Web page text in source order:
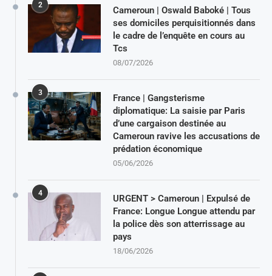
2
Cameroun | Oswald Baboké | Tous
ses domiciles perquisitionnés dans
le cadre de l’enquête en cours au
Tcs
08/07/2026
3
France | Gangsterisme
diplomatique: La saisie par Paris
d’une cargaison destinée au
Cameroun ravive les accusations de
prédation économique
05/06/2026
4
URGENT > Cameroun | Expulsé de
France: Longue Longue attendu par
la police dès son atterrissage au
pays
18/06/2026